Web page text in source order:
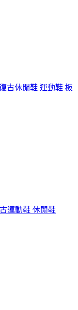
古休閒鞋 運動鞋 板
運動鞋 休閒鞋